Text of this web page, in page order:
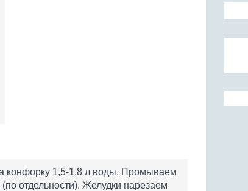
конфорку 1,5-1,8 л воды. Промываем
отдельности). Желудки нарезаем